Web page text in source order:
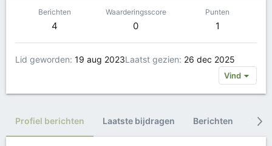
Berichten
4
Waarderingsscore
0
Punten
1
Lid geworden 19 aug 2023Laatst gezien 26 dec 2025
Vind
Profiel berichten Laatste bijdragen Berichten